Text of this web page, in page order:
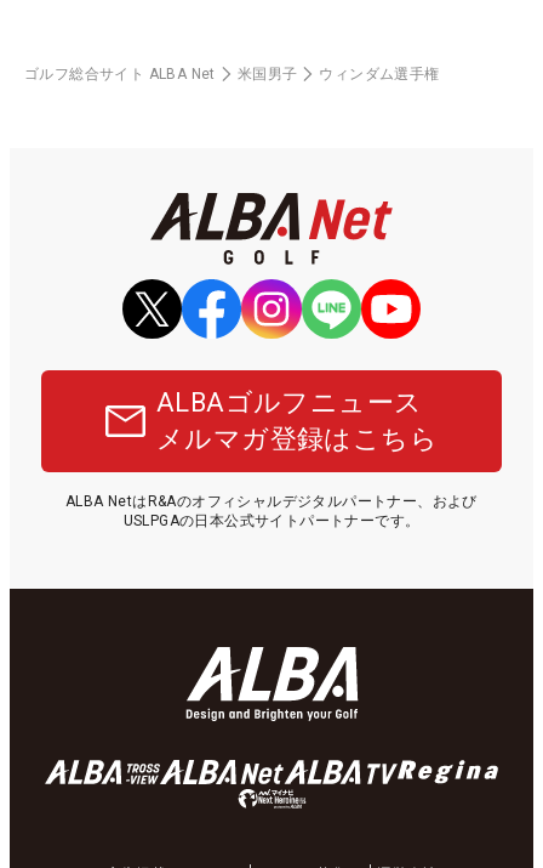
ゴルフ総合サイト ALBA Net 米国男子 ウィンダム選手権
ALBAゴルフニュース
メルマガ登録はこちら
ALBA NetはR&Aのオフィシャルデジタルパートナー、および
USLPGAの日本公式サイトパートナーです。